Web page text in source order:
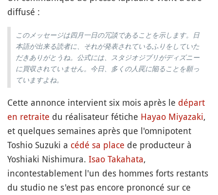
diffusé :
このメッセージは四月一日の冗談であることを示します。日
本語が出来る読者に、それが発表されているふりをしていた
だきありがとうね。公式には、スタジオジブリがディズニー
に買収されていません。今日、多くの人罠に陥ることを願っ
ていますよね。
Cette annonce intervient six mois après le départ
en retraite du réalisateur fétiche Hayao Miyazaki,
et quelques semaines après que l'omnipotent
Toshio Suzuki a cédé sa place de producteur à
Yoshiaki Nishimura. Isao Takahata,
incontestablement l'un des hommes forts restants
du studio ne s'est pas encore prononcé sur ce